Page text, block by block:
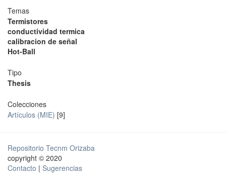
Temas
Termistores
conductividad termica
calibracion de señal
Hot-Ball
Tipo
Thesis
Colecciones
Artículos (MIE) [9]
Repositorio Tecnm Orizaba
copyright © 2020
Contacto | Sugerencias